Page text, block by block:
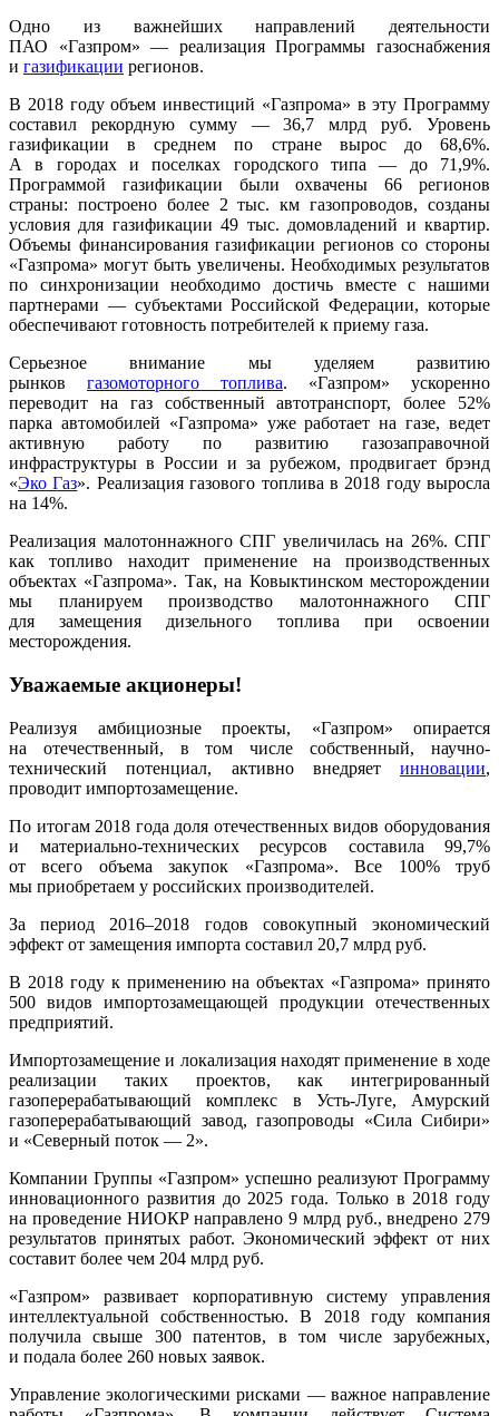
Одно из важнейших направлений деятельности
ПАО «Газпром» — реализация Программы газоснабжения
и газификации регионов.
В 2018 году объем инвестиций «Газпрома» в эту Программу
составил рекордную сумму — 36,7 млрд руб. Уровень
газификации в среднем по стране вырос до 68,6%.
А в городах и поселках городского типа — до 71,9%.
Программой газификации были охвачены 66 регионов
страны: построено более 2 тыс. км газопроводов, созданы
условия для газификации 49 тыс. домовладений и квартир.
Объемы финансирования газификации регионов со стороны
«Газпрома» могут быть увеличены. Необходимых результатов
по синхронизации необходимо достичь вместе с нашими
партнерами — субъектами Российской Федерации, которые
обеспечивают готовность потребителей к приему газа.
Серьезное внимание мы уделяем развитию
рынков газомоторного топлива. «Газпром» ускоренно
переводит на газ собственный автотранспорт, более 52%
парка автомобилей «Газпрома» уже работает на газе, ведет
активную работу по развитию газозаправочной
инфраструктуры в России и за рубежом, продвигает брэнд
«Эко Газ». Реализация газового топлива в 2018 году выросла
на 14%.
Реализация малотоннажного СПГ увеличилась на 26%. СПГ
как топливо находит применение на производственных
объектах «Газпрома». Так, на Ковыктинском месторождении
мы планируем производство малотоннаж­ного СПГ
для замещения дизельного топлива при освоении
месторождения.
Уважаемые акционеры!
Реализуя амбициозные проекты, «Газпром» опирается
на отечественный, в том числе собственный, научно-
технический потенциал, активно внедряет инновации,
проводит импортозамеще­ние.
По итогам 2018 года доля отечественных видов оборудования
и материально-технических ресурсов составила 99,7%
от всего объема закупок «Газпрома». Все 100% труб
мы приобретаем у российских производителей.
За период 2016–2018 годов совокупный экономический
эффект от замещения импорта составил 20,7 млрд руб.
В 2018 году к применению на объектах «Газпрома» принято
500 видов импортозаме­щающей продукции отечественных
предприятий.
Импортозамещение и локализация находят применение в ходе
реализации таких проектов, как интегрированный
газоперерабатывающий комплекс в Усть-Луге, Амурский
газоперерабатывающий завод, газопроводы «Сила Сибири»
и «Северный поток — 2».
Компании Группы «Газпром» успешно реализуют Программу
инновационного развития до 2025 года. Только в 2018 году
на проведение НИОКР направлено 9 млрд руб., внедрено 279
результатов принятых работ. Экономический эффект от них
составит более чем 204 млрд руб.
«Газпром» развивает корпоративную систему управления
интеллектуальной собственно­стью. В 2018 году компания
получила свыше 300 патентов, в том числе зарубежных,
и подала более 260 новых заявок.
Управление экологическими рисками — важное направление